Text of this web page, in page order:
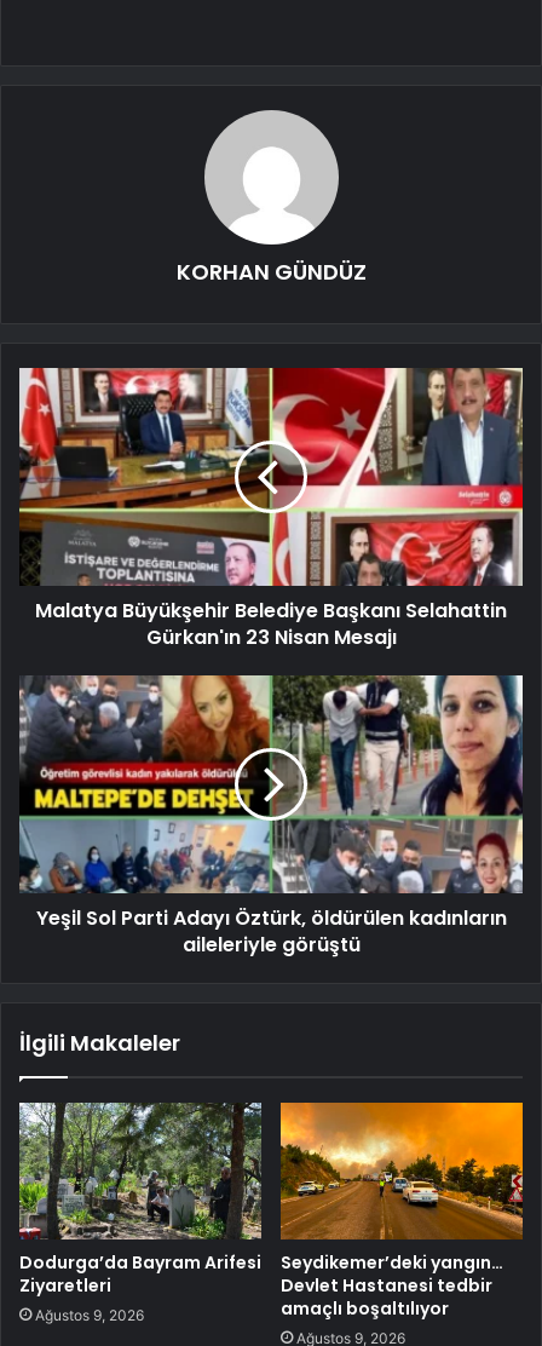
KORHAN GÜNDÜZ
Malatya Büyükşehir Belediye Başkanı Selahattin
Gürkan'ın 23 Nisan Mesajı
Yeşil Sol Parti Adayı Öztürk, öldürülen kadınların
aileleriyle görüştü
İlgili Makaleler
Dodurga’da Bayram Arifesi
Ziyaretleri
Ağustos 9, 2026
Seydikemer’deki yangın…
Devlet Hastanesi tedbir
amaçlı boşaltılıyor
Ağustos 9, 2026